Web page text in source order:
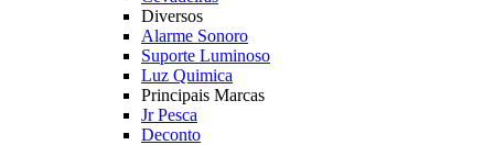
Diversos
Alarme Sonoro
Suporte Luminoso
Luz Quimica
Principais Marcas
Jr Pesca
Deconto